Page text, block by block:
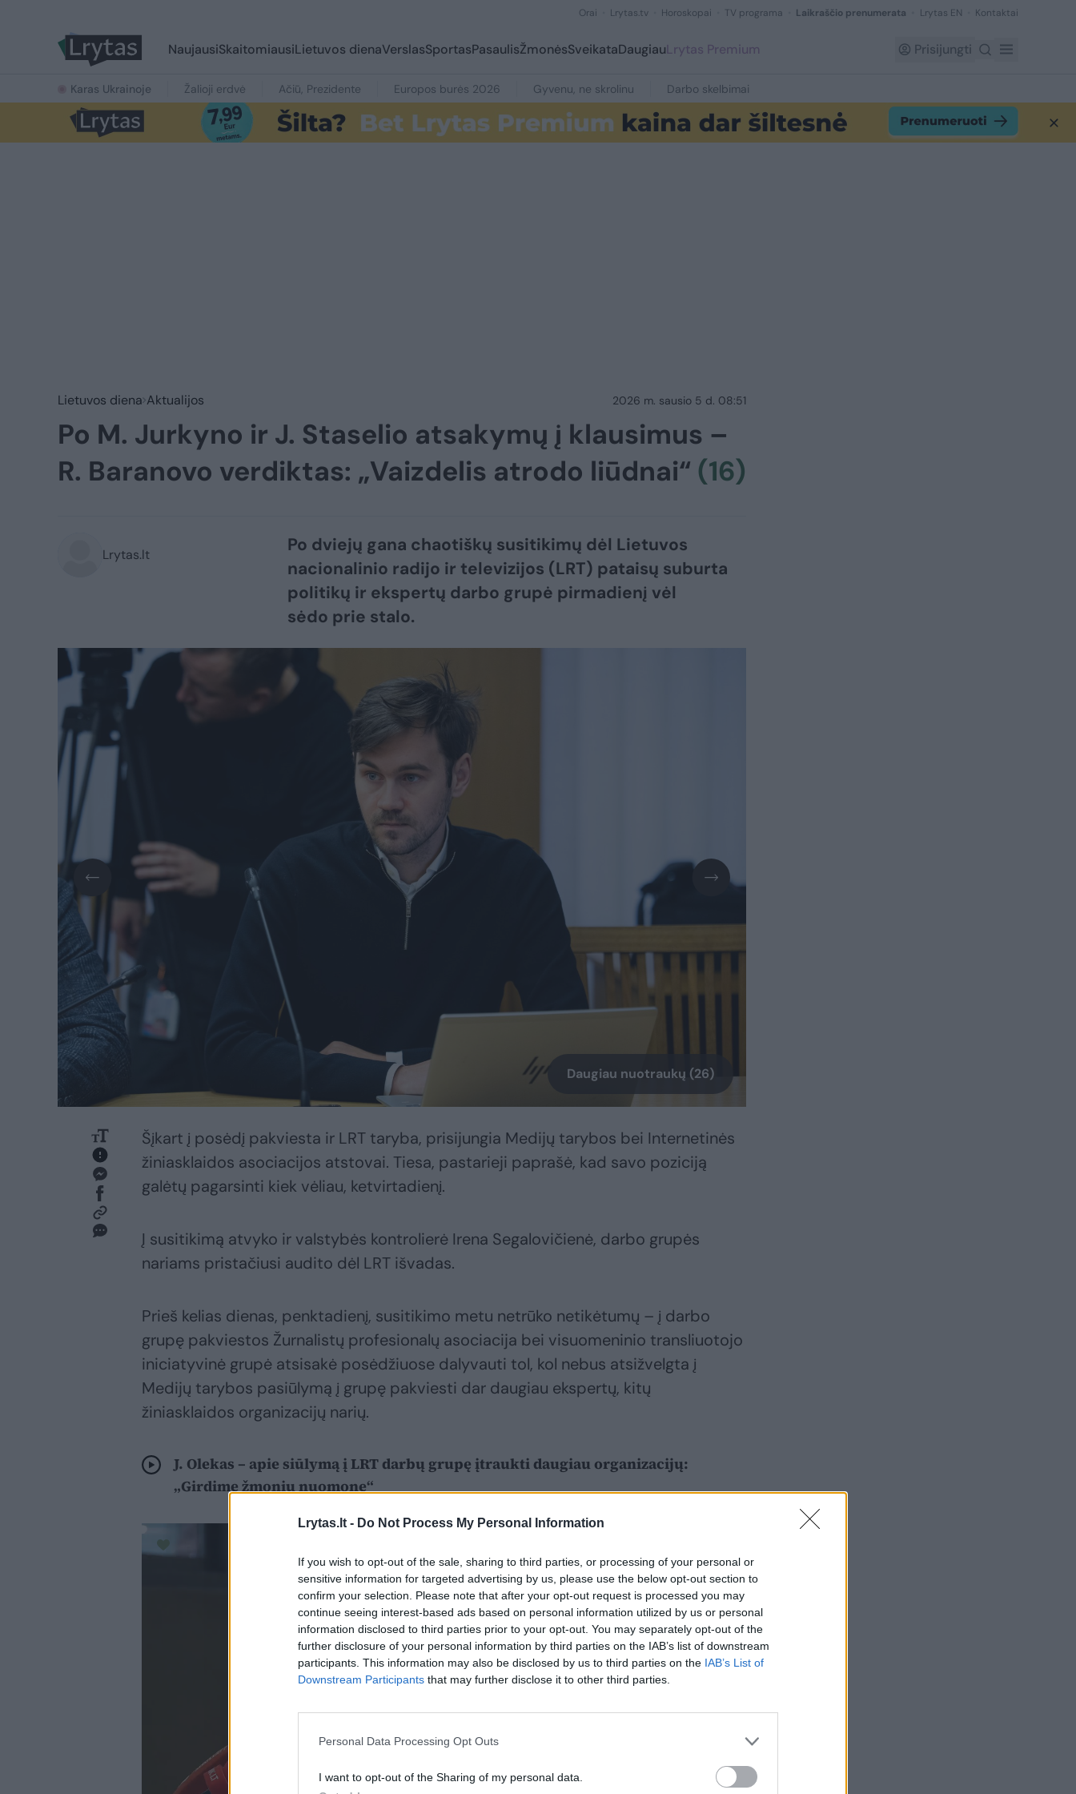
Lrytas.lt - Do Not Process My Personal Information
If you wish to opt-out of the sale, sharing to third parties, or processing of your personal or
sensitive information for targeted advertising by us, please use the below opt-out section to
confirm your selection. Please note that after your opt-out request is processed you may
continue seeing interest-based ads based on personal information utilized by us or personal
information disclosed to third parties prior to your opt-out. You may separately opt-out of the
further disclosure of your personal information by third parties on the IAB’s list of downstream
participants. This information may also be disclosed by us to third parties on the IAB’s List of
Downstream Participants that may further disclose it to other third parties.
Personal Data Processing Opt Outs
I want to opt-out of the Sharing of my personal data.
Orai Lrytas.tv Horoskopai TV programa Laikraščio prenumerata Lrytas EN Kontaktai
NaujausiSkaitomiausiLietuvos dienaVerslasSportasPasaulisŽmonėsSveikataDaugiauLrytas Premium Prisijungti
Karas Ukrainoje Žalioji erdvė Ačiū, Prezidente Europos burės 2026 Gyvenu, ne skrolinu Darbo skelbimai
Lietuvos diena Aktualijos 2026 m. sausio 5 d. 08:51
Po M. Jurkyno ir J. Staselio atsakymų į klausimus –
R. Baranovo verdiktas: „Vaizdelis atrodo liūdnai“ (16)
Lrytas.lt
Po dviejų gana chaotiškų susitikimų dėl Lietuvos
nacionalinio radijo ir televizijos (LRT) pataisų suburta
politikų ir ekspertų darbo grupė pirmadienį vėl
sėdo prie stalo.
Daugiau nuotraukų (26)
Šįkart į posėdį pakviesta ir LRT taryba, prisijungia Medijų tarybos bei Internetinės
žiniasklaidos asociacijos atstovai. Tiesa, pastarieji paprašė, kad savo poziciją
galėtų pagarsinti kiek vėliau, ketvirtadienį.
Į susitikimą atvyko ir valstybės kontrolierė Irena Segalovičienė, darbo grupės
nariams pristačiusi audito dėl LRT išvadas.
Prieš kelias dienas, penktadienį, susitikimo metu netrūko netikėtumų – į darbo
grupę pakviestos Žurnalistų profesionalų asociacija bei visuomeninio transliuotojo
iniciatyvinė grupė atsisakė posėdžiuose dalyvauti tol, kol nebus atsižvelgta į
Medijų tarybos pasiūlymą į grupę pakviesti dar daugiau ekspertų, kitų
žiniasklaidos organizacijų narių.
J. Olekas – apie siūlymą į LRT darbų grupę įtraukti daugiau organizacijų:
„Girdime žmonių nuomonę“